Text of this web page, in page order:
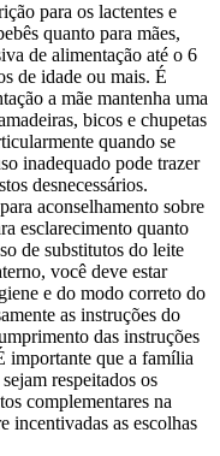
para os lactentes e
quanto para mães,
de alimentação até o 6
de idade ou mais. É
a mãe mantenha uma
bicos e chupetas
quando se
inadequado pode trazer
desnecessários.
aconselhamento sobre
esclarecimento quanto
de substitutos do leite
você deve estar
e do modo correto do
as instruções do
das instruções
importante que a família
respeitados os
complementares na
incentivadas as escolhas